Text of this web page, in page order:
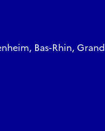
Bas-Rhin, Grand